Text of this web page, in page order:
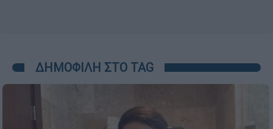
ΔΗΜΟΦΙΛΗ ΣΤΟ TAG